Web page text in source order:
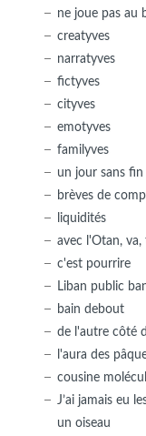
ne joue pas au
creatyves
narratyves
fictyves
cityves
emotyves
familyves
un jour sans fin
brèves de
liquidités
avec l'Otan,
c'est pourrire
Liban public
bain debout
de l'autre côté
l'aura des
cousine
J’ai jamais eu
un oiseau